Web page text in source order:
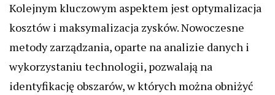
Kolejnym kluczowym aspektem jest optymalizacja
kosztów i maksymalizacja zysków. Nowoczesne
metody zarządzania, oparte na analizie danych i
wykorzystaniu technologii, pozwalają na
identyfikację obszarów, w których można obniżyć